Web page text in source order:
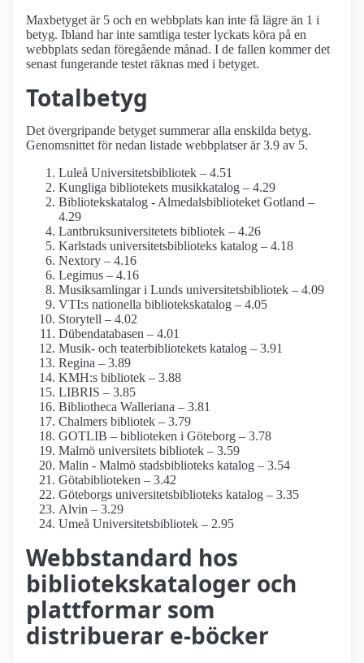
Maxbetyget är 5 och en webbplats kan inte få lägre än 1 i
betyg. Ibland har inte samtliga tester lyckats köra på en
webbplats sedan föregående månad. I de fallen kommer det
senast fungerande testet räknas med i betyget.
Totalbetyg
Det övergripande betyget summerar alla enskilda betyg.
Genomsnittet för nedan listade webbplatser är 3.9 av 5.
Luleå Universitetsbibliotek – 4.51
Kungliga bibliotekets musikkatalog – 4.29
Bibliotekskatalog - Almedalsbiblioteket Gotland –
4.29
Lantbruksuniversitetets bibliotek – 4.26
Karlstads universitetsbiblioteks katalog – 4.18
Nextory – 4.16
Legimus – 4.16
Musiksamlingar i Lunds universitetsbibliotek – 4.09
VTI:s nationella bibliotekskatalog – 4.05
Storytell – 4.02
Dübendatabasen – 4.01
Musik- och teaterbibliotekets katalog – 3.91
Regina – 3.89
KMH:s bibliotek – 3.88
LIBRIS – 3.85
Bibliotheca Walleriana – 3.81
Chalmers bibliotek – 3.79
GOTLIB – biblioteken i Göteborg – 3.78
Malmö universitets bibliotek – 3.59
Malin - Malmö stadsbiblioteks katalog – 3.54
Götabiblioteken – 3.42
Göteborgs universitetsbiblioteks katalog – 3.35
Alvin – 3.29
Umeå Universitetsbibliotek – 2.95
Webbstandard hos
bibliotekskataloger och
plattformar som
distribuerar e-böcker